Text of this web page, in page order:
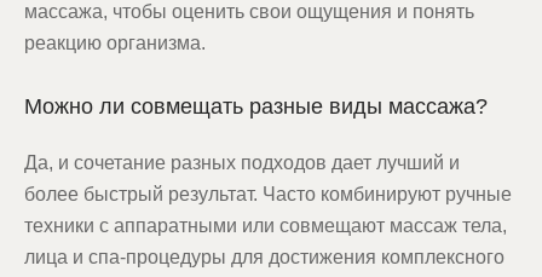
массажа, чтобы оценить свои ощущения и понять
реакцию организма.
Можно ли совмещать разные виды массажа?
Да, и сочетание разных подходов дает лучший и
более быстрый результат. Часто комбинируют ручные
техники с аппаратными или совмещают массаж тела,
лица и спа-процедуры для достижения комплексного